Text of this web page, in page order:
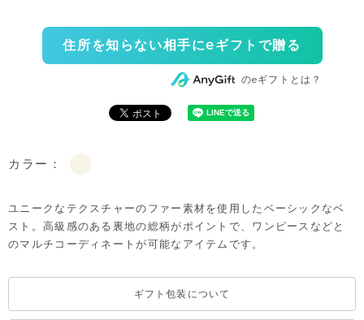
住所を知らない相手にeギフトで贈る
のeギフトとは？
カラー：
ユニークなテクスチャーのファー素材を使用したベーシックなベ
スト。高級感のある裏地の総柄がポイントで、ワンピースなどと
のマルチコーディネートが可能なアイテムです。
ギフト包装について